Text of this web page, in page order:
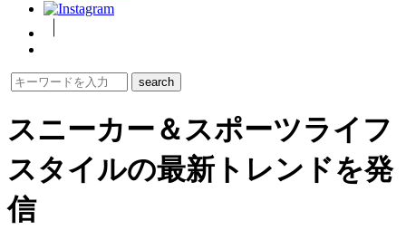
スニーカー＆スポーツライフ
スタイルの最新トレンドを発
信